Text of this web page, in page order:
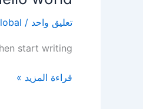
تعليق واحد /
start writing!
قراءة المزيد »